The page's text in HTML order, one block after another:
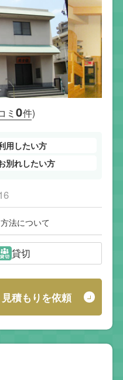
ミ0件)
用したい方
別れしたい方
法について
貸切
見積もりを依頼